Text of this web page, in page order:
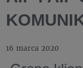
16 marca 2020